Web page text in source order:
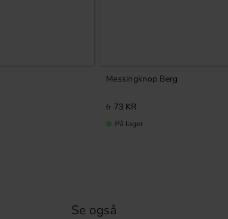
Messingknop Berg
73 KR
På lager
Se også